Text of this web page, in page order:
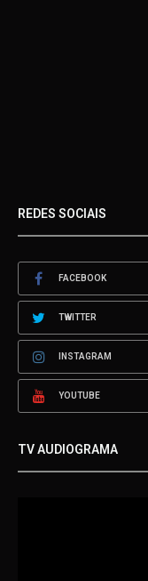
REDES SOCIAIS
FACEBOOK
TWITTER
INSTAGRAM
YOUTUBE
TV AUDIOGRAMA